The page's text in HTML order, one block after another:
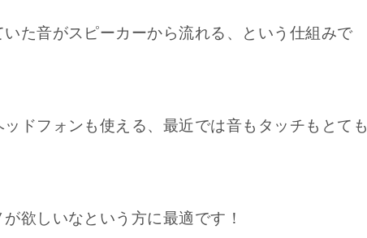
た音がスピーカーから流れる、という仕組みで
ドフォンも使える、最近では音もタッチもとても
欲しいなという方に最適です！